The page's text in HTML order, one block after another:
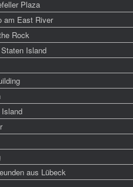
Plaza
am East River
Rock
Island
aus Lübeck